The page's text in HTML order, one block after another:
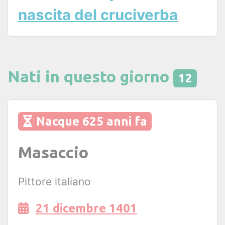
nascita del cruciverba
Nati in questo giorno 12
Nacque 625 anni fa
Masaccio
Pittore italiano
21 dicembre 1401